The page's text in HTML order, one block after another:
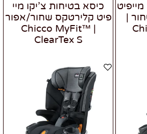
|
כיסא בטיחות צ'יקו מיי
פיט קלירטקס שחור/אפור
| Chicco MyFit™
ClearTex S